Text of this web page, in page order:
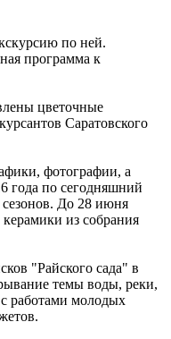
по ней.
программа к
цветочные
Саратовского
фотографии, а
года по сегодняшний
сезонов. До 28 июня
из собрания
"Райского сада" в
темы воды, реки,
работами молодых